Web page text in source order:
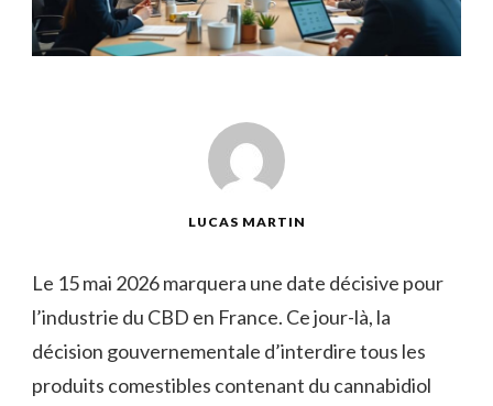
LUCAS MARTIN
Le 15 mai 2026 marquera une date décisive pour
l’industrie du CBD en France. Ce jour-là, la
décision gouvernementale d’interdire tous les
produits comestibles contenant du cannabidiol